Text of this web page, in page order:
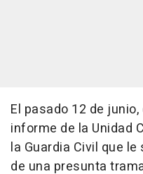
El pasado 12 de
informe de la Unidad
la Guardia Civil que
de una presunta